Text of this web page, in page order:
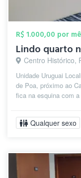
R$ 1.000,00 por
Lindo quarto
Centro Histórico,
Unidade Uruguai
de Poa, próximo ao
fica na esquina com
Qualquer sexo